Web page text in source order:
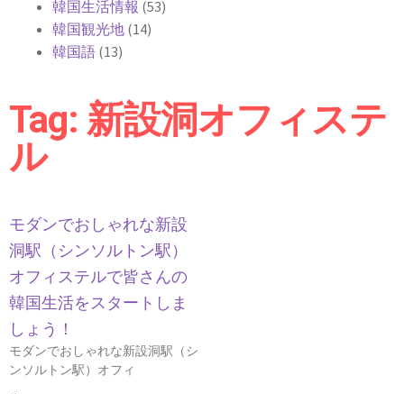
韓国生活情報 (53)
韓国観光地 (14)
韓国語 (13)
Tag: 新設洞オフィステ
ル
モダンでおしゃれな新設
洞駅（シンソルトン駅）
オフィステルで皆さんの
韓国生活をスタートしま
しょう！
モダンでおしゃれな新設洞駅（シ
ンソルトン駅）オフィ